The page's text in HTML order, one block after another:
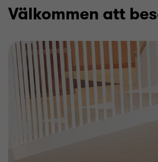
Välkommen att